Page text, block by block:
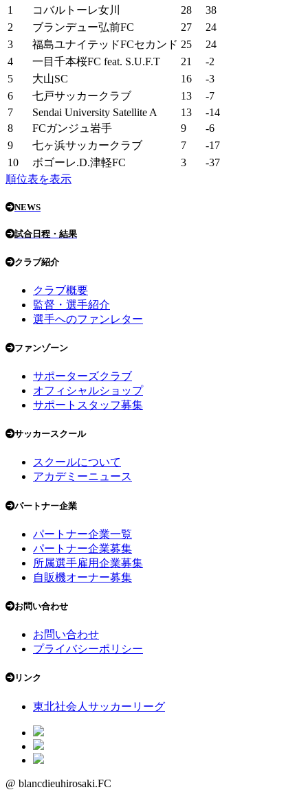
1
コバルトーレ女川 28
38
2
ブランデュー弘前FC 27
24
3
福島ユナイテッドFCセカンド 25
24
4
一目千本桜FC feat. S.U.F.T 21
-2
5
大山SC 16
-3
6
七戸サッカークラブ 13
-7
7
Sendai University Satellite A 13
-14
8
FCガンジュ岩手 9
-6
9
七ヶ浜サッカークラブ 7
-17
10
ボゴーレ.D.津軽FC 3
-37
順位表を表示
NEWS
試合日程・結果
クラブ紹介
クラブ概要
監督・選手紹介
選手へのファンレター
ファンゾーン
サポーターズクラブ
オフィシャルショップ
サポートスタッフ募集
サッカースクール
スクールについて
アカデミーニュース
パートナー企業
パートナー企業一覧
パートナー企業募集
所属選手雇用企業募集
自販機オーナー募集
お問い合わせ
お問い合わせ
プライバシーポリシー
リンク
東北社会人サッカーリーグ
@ blancdieuhirosaki.FC